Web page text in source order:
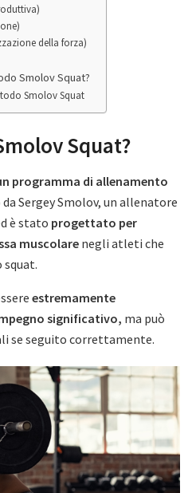
della forza)
Smolov Squat?
Smolov Squat
Squat?
programma di allenamento
Sergey Smolov, un allenatore
è stato progettato per
muscolare negli atleti che
estremamente
significativo, ma può
se seguito correttamente.